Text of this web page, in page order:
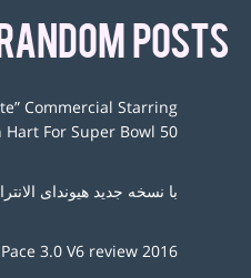
POSTS
Commercial Starring
Hart For Super Bowl 50
با نسخه جدید هیوندای
2016 Jaguar F-Pace 3.0 V6 review